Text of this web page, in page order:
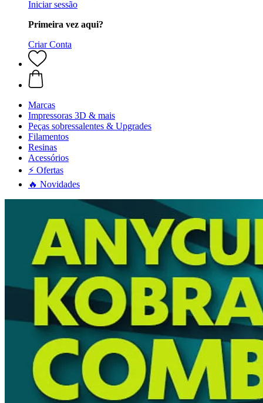
Iniciar sessão
Primeira vez aqui?
Criar Conta
Marcas
Impressoras 3D & mais
Peças sobressalentes & Upgrades
Filamentos
Resinas
Acessórios
⚡ Ofertas
🔥 Novidades